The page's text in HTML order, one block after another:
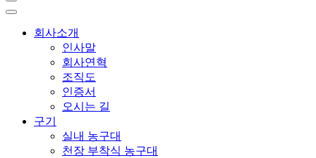
회사소개
인사말
회사연혁
조직도
인증서
오시는 길
구기
실내 농구대
천장 부착식 농구대